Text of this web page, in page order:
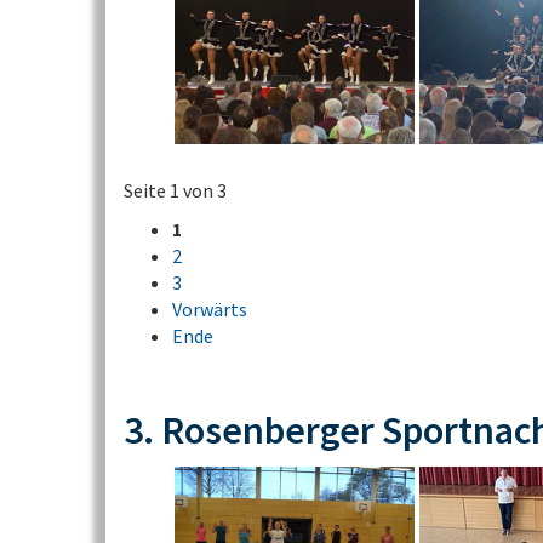
Seite 1 von 3
1
2
3
Vorwärts
Ende
3. Rosenberger